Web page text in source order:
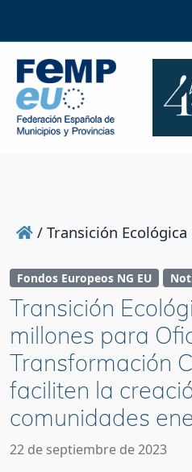
/ Transición
Fondos Europeos NG EU
Transición
millones para
Transformación
faciliten la
comunidades
22 de septiembre de 2023